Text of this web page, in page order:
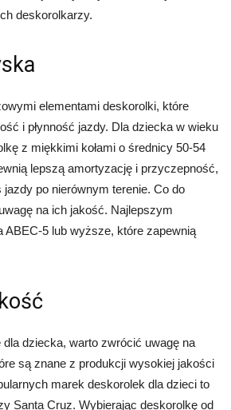
deskorolkarzy.
elementami deskorolki, które
i płynność jazdy. Dla dziecka w wieku
z miękkimi kołami o średnicy 50-54
lepszą amortyzację i przyczepność,
po nierównym terenie. Co do
na ich jakość. Najlepszym
ABEC-5 lub wyższe, które zapewnią
dziecka, warto zwrócić uwagę na
są znane z produkcji wysokiej jakości
marek deskorolek dla dzieci to
Santa Cruz. Wybierając deskorolkę od